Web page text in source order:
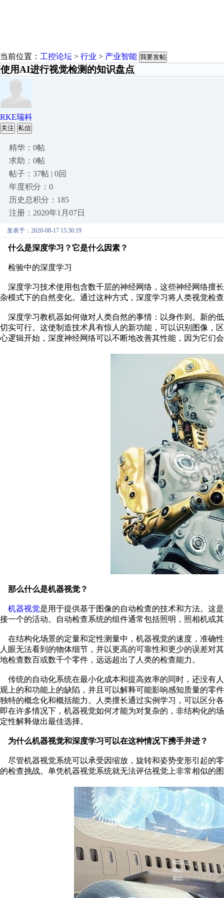
当前位置： 工控论坛 > 行业 > 产业智能 我要发帖
使用AI进行视觉检测的知识盘点
RKE瑞科
关注 私信
精华：0帖
求助：0帖
帖子：37帖 | 0回
年度积分：0
历史总积分：185
注册：2020年1月07日
发表于：2020-08-17 15:30:19
什么是深度学习？它是什么因素？
检验中的深度学习
深度学习技术使用包含数千层的神经网络，这些神经网络擅
杂模式下的自然变化。通过这种方式，深度学习将人类视觉检
深度学习教机器如何做对人类自然的事情：以身作则。新的
切实可行。这使制造技术具有惊人的新功能，可以识别图像，
心逻辑开始，深度神经网络可以不断地改善其性能，因为它们
那么什么是机器视觉？
机器视觉是用于提供基于图像的自动检查的技术和方法。这
接一个的活动。自动检查系统的组件通常包括照明，照相机或
在结构化场景的定量和定性测量中，机器视觉的速度，准确
人眼无法看到的物体细节，并以更高的可靠性和更少的误差对
地检查数百或数千个零件，远远超出了人类的检查能力。
传统的自动化系统在最小化成本和提高效率的同时，还没有
观上的和功能上的缺陷，并且可以解释可能影响感知质量的零
独特的概念化和概括能力。人类擅长通过实例学习，可以区分
即在许多情况下，机器视觉如何才能为对复杂的，非结构化的
定性解释做出最佳选择。
为什么机器视觉和深度学习可以在这种情况下携手并进？
尽管机器视觉系统可以承受因缩放，旋转和姿势变形引起的
的检查挑战。单凭机器视觉系统就无法评估视觉上非常相似的